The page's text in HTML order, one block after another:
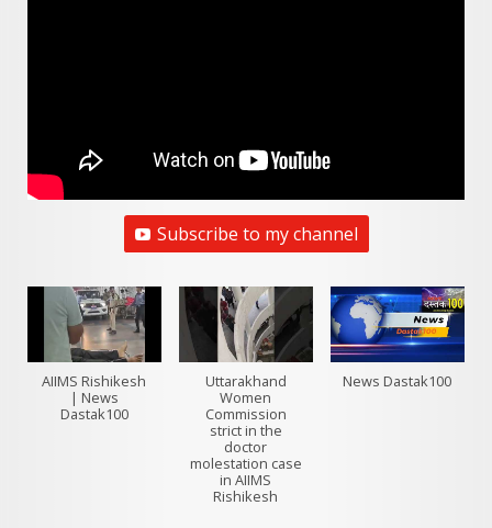
Subscribe to my channel
AIIMS Rishikesh
| News
Dastak100
Uttarakhand
Women
Commission
strict in the
doctor
molestation case
in AIIMS
Rishikesh
News Dastak100